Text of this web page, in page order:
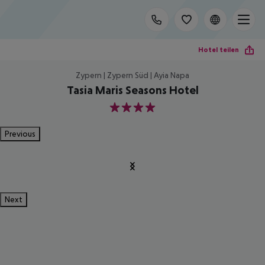
Hotel teilen
Zypern | Zypern Süd | Ayia Napa
Tasia Maris Seasons Hotel
4
Previous
Next